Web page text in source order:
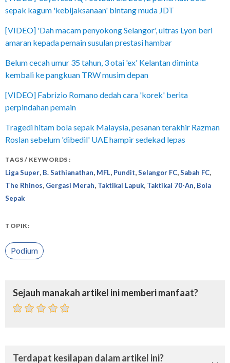
sepak kagum 'kebijaksanaan' bintang muda JDT
[VIDEO] 'Dah macam penyokong Selangor', ultras Lyon beri
amaran kepada pemain susulan prestasi hambar
Belum cecah umur 35 tahun, 3 otai 'ex' Kelantan diminta
kembali ke pangkuan TRW musim depan
[VIDEO] Fabrizio Romano dedah cara 'korek' berita
perpindahan pemain
Tragedi hitam bola sepak Malaysia, pesanan terakhir Razman
Roslan sebelum 'dibedil' UAE hampir sedekad lepas
TAGS / KEYWORDS :
Liga Super, B. Sathianathan, MFL, Pundit,Selangor FC,Sabah FC,
The Rhinos, Gergasi Merah, Taktikal Lapuk, Taktikal 70-An, Bola
Sepak
TOPIK:
Podium
Sejauh manakah artikel ini memberi manfaat?
Terdapat kesilapan dalam artikel ini?